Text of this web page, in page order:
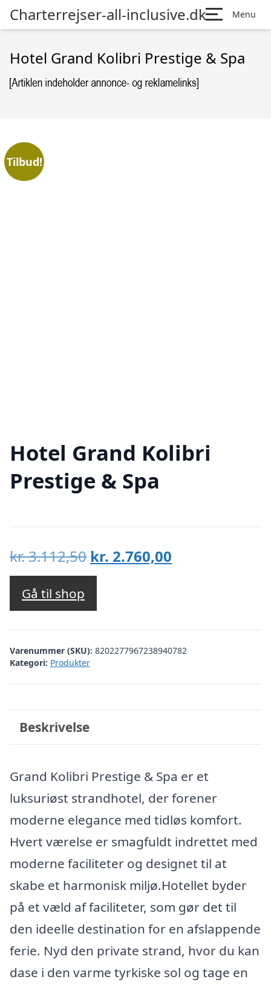
Charterrejser-all-inclusive.dk Menu
Hotel Grand Kolibri Prestige & Spa
Tilbud!
Hotel Grand Kolibri
Prestige & Spa
kr.3.112,50 Den
oprindelige
var:
kr. 3.112,50.
kr. 2.760,00
kr. 2.760,00.
Gå til shop
Varenummer (SKU): 8202277967238940782
Kategori: Produkter
Beskrivelse
Grand Kolibri Prestige & Spa er et
luksuriøst strandhotel, der forener
moderne elegance med tidløs komfort.
Hvert værelse er smagfuldt indrettet med
moderne faciliteter og designet til at
skabe et harmonisk miljø.Hotellet byder
på et væld af faciliteter, som gør det til
den ideelle destination for en afslappende
ferie. Nyd den private strand, hvor du kan
dase i den varme tyrkiske sol og tage en